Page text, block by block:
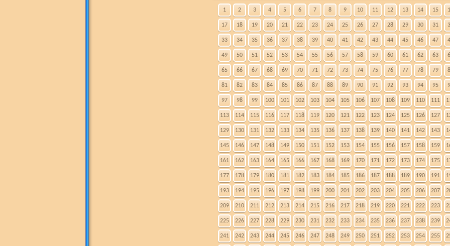
1 2 3 4 5 6 7 8 9 10 11 12 13 14 15
17 18 19 20 21 22 23 24 25 26 27 28 29 30 31
33 34 35 36 37 38 39 40 41 42 43 44 45 46 47
49 50 51 52 53 54 55 56 57 58 59 60 61 62 63
65 66 67 68 69 70 71 72 73 74 75 76 77 78 79
81 82 83 84 85 86 87 88 89 90 91 92 93 94 95
97 98 99 100 101 102 103 104 105 106 107 108 109 110 111
113 114 115 116 117 118 119 120 121 122 123 124 125 126 127
129 130 131 132 133 134 135 136 137 138 139 140 141 142 143
145 146 147 148 149 150 151 152 153 154 155 156 157 158 159
161 162 163 164 165 166 167 168 169 170 171 172 173 174 175
177 178 179 180 181 182 183 184 185 186 187 188 189 190 191
193 194 195 196 197 198 199 200 201 202 203 204 205 206 207
209 210 211 212 213 214 215 216 217 218 219 220 221 222 223
225 226 227 228 229 230 231 232 233 234 235 236 237 238 239
241 242 243 244 245 246 247 248 249 250 251 252 253 254 255